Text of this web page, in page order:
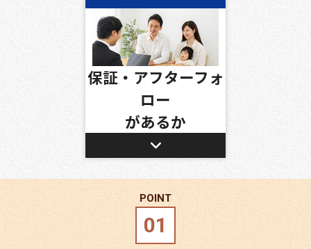
保証・アフターフォ
ロー
があるか